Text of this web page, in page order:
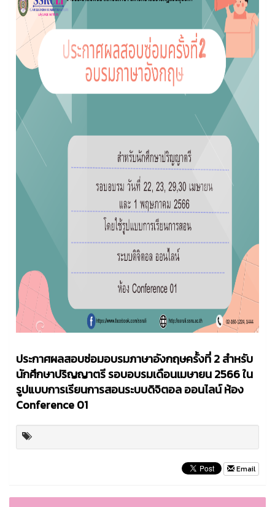
ประกาศผลสอบซ่อมอบรมภาษาอังกฤษครั้งที่ 2 สำหรับ
นักศึกษาปริญญาตรี รอบอบรมเดือนเมษายน 2566 ใน
รูปแบบการเรียนการสอนระบบดิจิตอล ออนไลน์ ห้อง
Conference 01
Email